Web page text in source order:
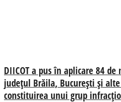
DIICOT a pus în aplicare 84
județul Brăila, București și
constituirea unui grup